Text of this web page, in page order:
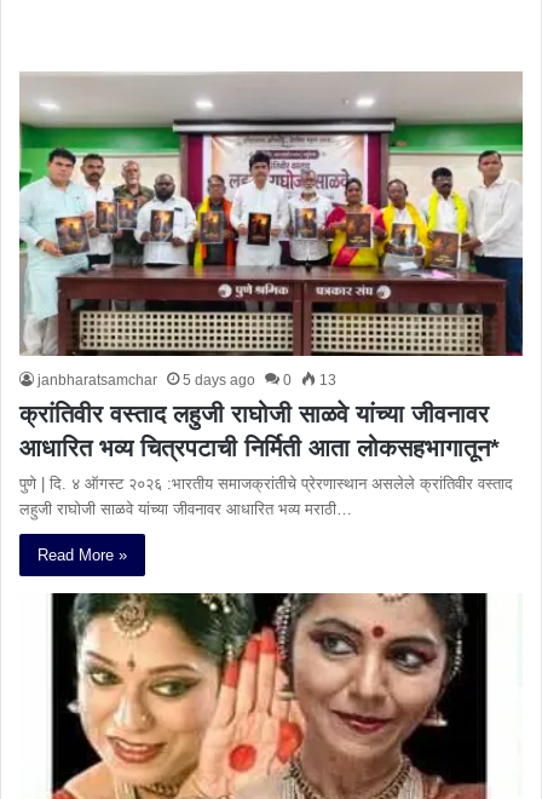
janbharatsamchar 5 days ago 0 13
क्रांतिवीर वस्ताद लहुजी राघोजी साळवे यांच्या जीवनावर
आधारित भव्य चित्रपटाची निर्मिती आता लोकसहभागातून*
पुणे | दि. ४ ऑगस्ट २०२६ :भारतीय समाजक्रांतीचे प्रेरणास्थान असलेले क्रांतिवीर वस्ताद
लहुजी राघोजी साळवे यांच्या जीवनावर आधारित भव्य मराठी…
Read More »